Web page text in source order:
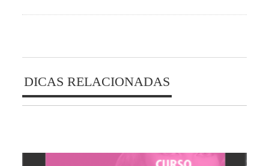
DICAS RELACIONADAS